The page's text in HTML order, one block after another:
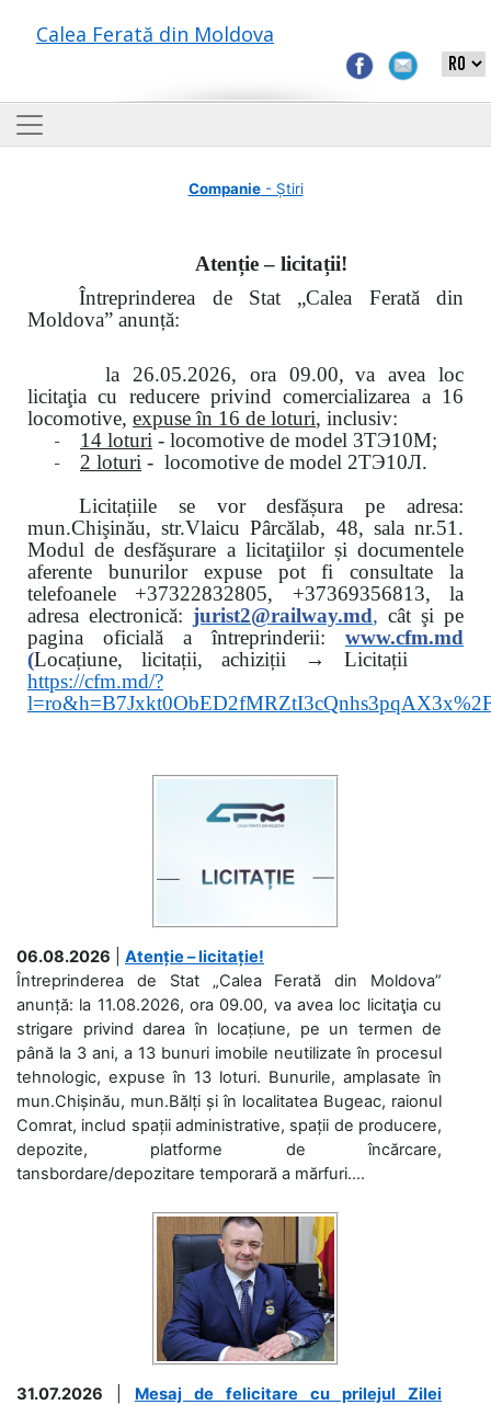
Calea Ferată din Moldova
Companie- Știri
Atenție – licitații!
Întreprinderea de Stat „Calea Ferată din
Moldova” anunță:
la 26.05.2026, ora 09.00, va avea loc
licitaţia cu reducere privind comercializarea a 16
locomotive, expuse în 16 de loturi, inclusiv:
- 14 loturi - locomotive de model 3ТЭ10М;
- 2 loturi - locomotive de model 2ТЭ10Л.
Licitațiile se vor desfășura pe adresa:
mun.Chişinău, str.Vlaicu Pârcălab, 48, sala nr.51.
Modul de desfăşurare a licitaţiilor și documentele
aferente bunurilor expuse pot fi consultate la
telefoanele +37322832805, +37369356813, la
adresa electronică: jurist2@railway.md, cât şi pe
pagina oficială a întreprinderii:
www.cfm.md
(Locațiune, licitații, achiziții → Licitații
https://cfm.md/?
06.08.2026
Atenție – licitație!
Întreprinderea de Stat „Calea Ferată din Moldova”
anunță: la 11.08.2026, ora 09.00, va avea loc licitaţia cu
strigare privind darea în locațiune, pe un termen de
până la 3 ani, a 13 bunuri imobile neutilizate în procesul
tehnologic, expuse în 13 loturi. Bunurile, amplasate în
mun.Chișinău, mun.Bălți și în localitatea Bugeac, raionul
Comrat, includ spații administrative, spații de producere,
depozite, platforme de încărcare,
tansbordare/depozitare temporară a mărfuri....
31.07.2026
Mesaj de felicitare cu prilejul Zilei